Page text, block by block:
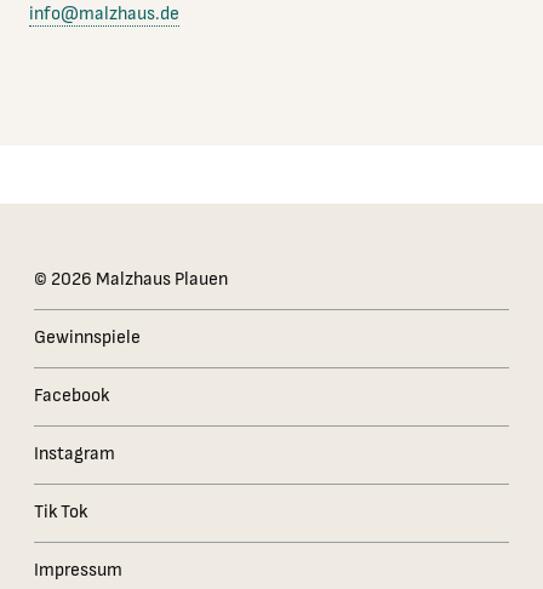
info@malzhaus.de
Das Kleingedruckte
© 2026 Malzhaus Plauen
Gewinnspiele
Facebook
Instagram
Tik Tok
Impressum